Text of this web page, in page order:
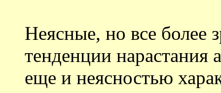
Неясные, но все более
тенденции нарастания
еще и неясностью